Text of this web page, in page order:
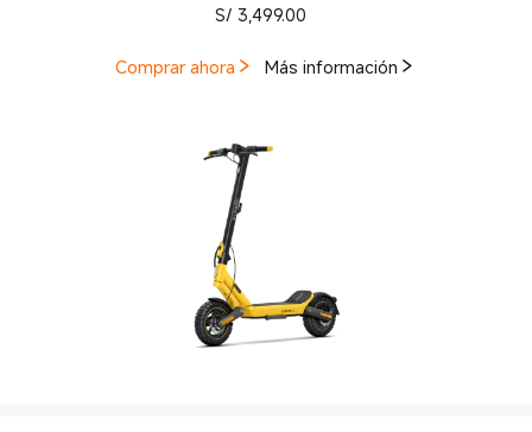
S/ 3,499.00
Comprar ahora Más información